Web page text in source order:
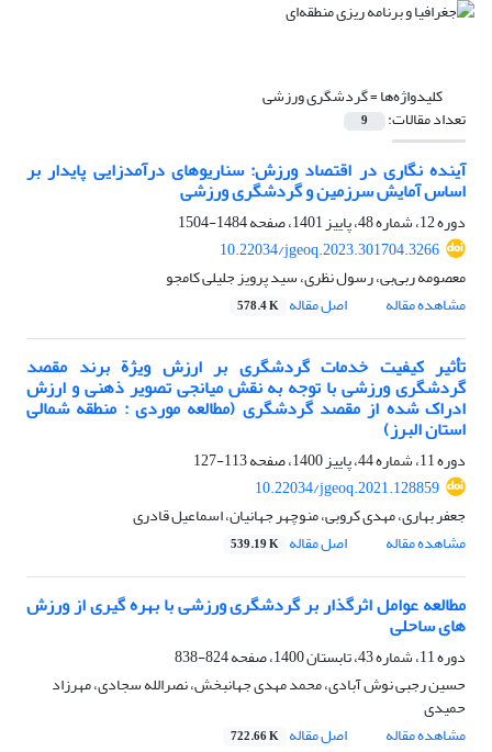
کلیدواژه‌ها =گردشگری ورزشی
تعداد مقالات: 9
آینده نگاری در اقتصاد ورزش: سناریوهای درآمدزایی پایدار بر
اساس آمایش سرزمین و گردشگری ورزشی
دوره 12، شماره 48، پاییز 1401، صفحه
1484-1504
10.22034/jgeoq.2023.301704.3266
معصومه ربی‌بی، رسول نظری، سید پرویز جلیلی کامجو
مشاهده مقاله
اصل مقاله 578.4 K
تأثیر کیفیت خدمات گردشگری بر ارزش ویژة برند مقصد
گردشگری ورزشی با توجه به نقش میانجی تصویر ذهنی و ارزش
ادراک شده از مقصد گردشگری (مطالعه موردی : منطقه شمالی
استان البرز)
دوره 11، شماره 44، پاییز 1400، صفحه
113-127
10.22034/jgeoq.2021.128859
جعفر بهاری، مهدی کروبی، منوچهر جهانیان، اسماعیل قادری
مشاهده مقاله
اصل مقاله 539.19 K
مطالعه عوامل اثرگذار بر گردشگری ورزشی با بهره گیری از ورزش
های ساحلی
دوره 11، شماره 43، تابستان 1400، صفحه
824-838
حسین رجبی نوش آبادی، محمد مهدی جهانبخش، نصرالله سجادی، مهرزاد
حمیدی
مشاهده مقاله
اصل مقاله 722.66 K